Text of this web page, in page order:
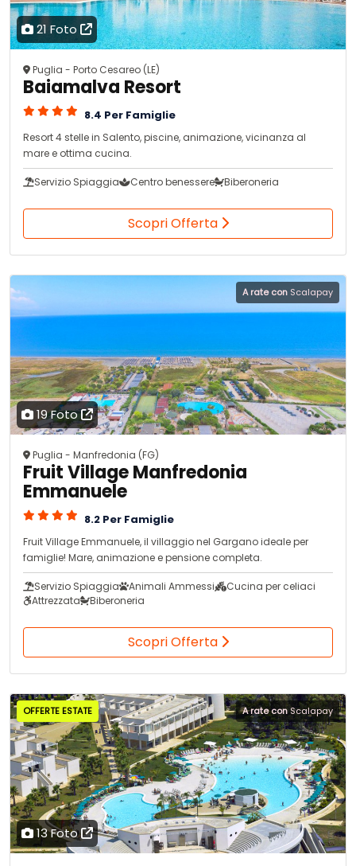
21 Foto
Puglia - Porto Cesareo (LE)
Baiamalva Resort
8.4 Per Famiglie
Resort 4 stelle in Salento, piscine, animazione, vicinanza al
mare e ottima cucina.
Servizio Spiaggia Centro benessere Biberoneria
Scopri Offerta
19 Foto
A rate con Scalapay
Puglia - Manfredonia (FG)
Fruit Village Manfredonia
Emmanuele
8.2 Per Famiglie
Fruit Village Emmanuele, il villaggio nel Gargano ideale per
famiglie! Mare, animazione e pensione completa.
Servizio Spiaggia Animali Ammessi
Cucina per celiaci
Attrezzata
Biberoneria
Scopri Offerta
13 Foto
OFFERTE ESTATE A rate conScalapay